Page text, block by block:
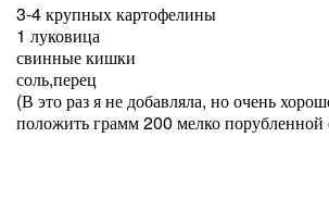
3-4 крупных картофелины
1 луковица
свинные кишки
соль,перец
(В это раз я не добавляла, но очень
положить грамм 200 мелко